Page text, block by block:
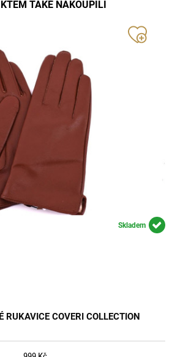
TAKÉ NAKOUPILI
Skladem
RUKAVICE COVERI COLLECTION